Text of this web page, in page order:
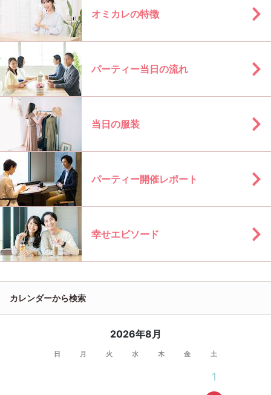
オミカレの特徴
パーティー当日の流れ
当日の服装
パーティー開催レポート
幸せエピソード
カレンダーから検索
2026年8月
日 月 火 水 木 金 土
1